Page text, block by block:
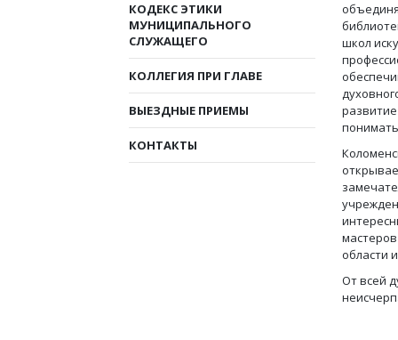
КОДЕКС ЭТИКИ
МУНИЦИПАЛЬНОГО
СЛУЖАЩЕГО
КОЛЛЕГИЯ ПРИ ГЛАВЕ
ВЫЕЗДНЫЕ ПРИЕМЫ
КОНТАКТЫ
школ
области
От всей